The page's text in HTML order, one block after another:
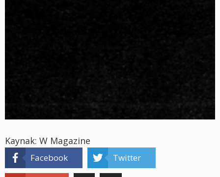
Kaynak: W Magazine
Facebook Twitter